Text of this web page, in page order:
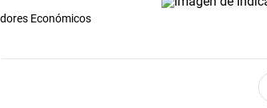
Económicos